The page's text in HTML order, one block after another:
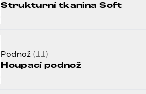
Strukturní tkanina Soft
Podnož(11)
Houpací podnož